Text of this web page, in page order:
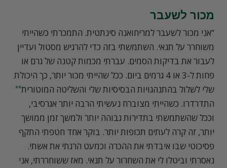
מכור לשעבר
”אני מכור לשעבר למריחואנה סינתטית. התמכרתי כשהייתי
משוחרר על תנאי. השתמשתי בזה כדי להרגיש מסטול ועדיין
לעבור את בדיקות הסמים. עברתי מכמות קטנה של גרם או
פחות ל-3 או 4 גרמים ביום. ככל שהייתי מכור יותר, כך היכולת
שלי לשלול בהתנהגויות הבסיסיות שלי והשליטה המוטורית**
התדרדרו. כשהייתי מצוברח נעשיתי הרבה יותר אגרסיבי,
וככל שהשתמשתי בתדירות גבוהה יותר ולמשך זמן ממושך
יותר, זה קרה לעתים תכופות יותר. בוקר אחד חטפתי התקף
פסיכוטי שבו איבדתי את ההכרה וכמעט הרגתי את אשתי.
נאסרתי וביטלו לי את השחרור על תנאי. מאז ששוחררתי, אני